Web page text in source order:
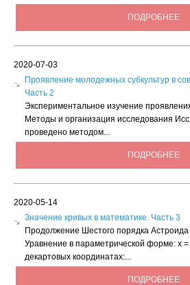
ПОДРОБНЕЕ
2020-07-03
Проявление молодежных субкультур в
Часть 2
Экспериментальное изучение
Методы и организация исследования
проведено методом...
ПОДРОБНЕЕ
2020-05-14
Значение кривых в математике. Часть 3
Продолжение Шестого порядка
Уравнение в параметрической форме: х
декартовых координатах:...
ПОДРОБНЕЕ